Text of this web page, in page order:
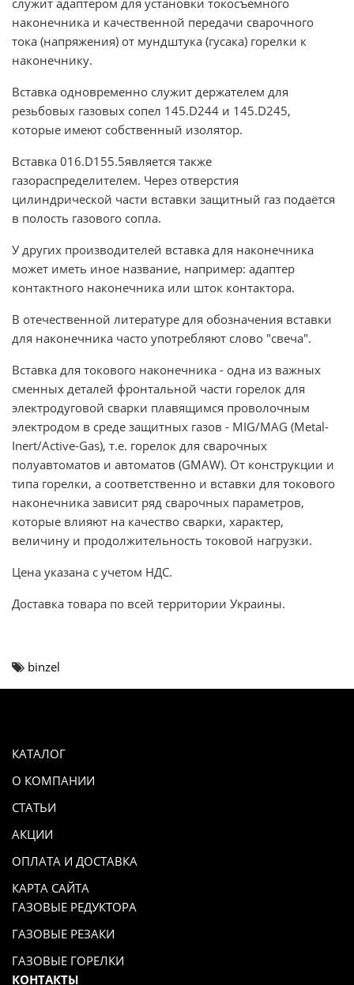
служит адаптером для установки токосъемного
наконечника и качественной передачи сварочного
тока (напряжения) от мундштука (гусака) горелки к
наконечнику.
Вставка одновременно служит держателем для
резьбовых газовых сопел 145.D244 и 145.D245,
которые имеют собственный изолятор.
Вставка 016.D155.5является также
газораспределителем. Через отверстия
цилиндрической части вставки защитный газ подаётся
в полость газового сопла.
У других производителей вставка для наконечника
может иметь иное название, например: адаптер
контактного наконечника или шток контактора.
В отечественной литературе для обозначения вставки
для наконечника часто употребляют слово "свеча".
Вставка для токового наконечника - одна из важных
сменных деталей фронтальной части горелок для
электродуговой сварки плавящимся проволочным
электродом в среде защитных газов - MIG/MAG (Metal-
Inert/Active-Gas), т.е. горелок для сварочных
полуавтоматов и автоматов (GMAW). От конструкции и
типа горелки, а соответственно и вставки для токового
наконечника зависит ряд сварочных параметров,
которые влияют на качество сварки, характер,
величину и продолжительность токовой нагрузки.
Цена указана с учетом НДС.
Доставка товара по всей территории Украины.
binzel
КАТАЛОГ
О КОМПАНИИ
СТАТЬИ
АКЦИИ
ОПЛАТА И ДОСТАВКА
КАРТА САЙТА
ГАЗОВЫЕ РЕДУКТОРА
ГАЗОВЫЕ РЕЗАКИ
ГАЗОВЫЕ ГОРЕЛКИ
КОНТАКТЫ